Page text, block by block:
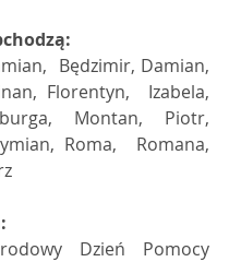
Będzimir, Damian,
Florentyn,  Izabela,
Montan, Piotr,
Roma,  Romana,
Dzień Pomocy